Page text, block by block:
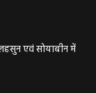
एवं सोयाबीन में